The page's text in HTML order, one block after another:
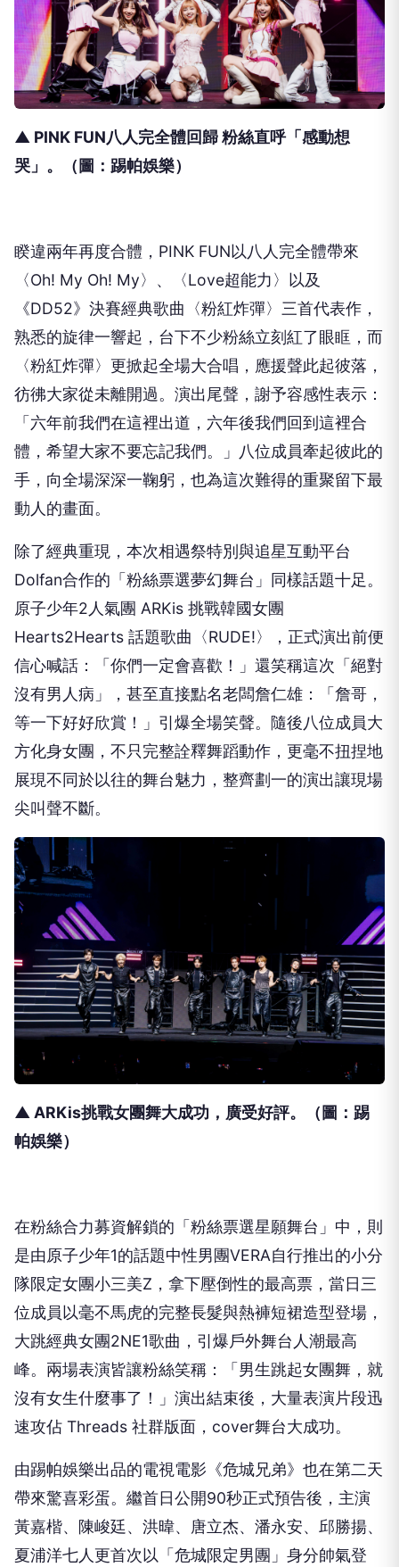
▲ PINK FUN八人完全體回歸 粉絲直呼「感動想
哭」。（圖：踢帕娛樂）
睽違兩年再度合體， PINK FUN以八人完全體帶來
〈Oh! My Oh! My〉、〈Love超能力〉以及
《DD52》決賽經典歌曲〈粉紅炸彈〉三首代表作，
熟悉的旋律一響起，台下不少粉絲立刻紅了眼眶，而
〈粉紅炸彈〉更掀起全場大合唱，應援聲此起彼落，
彷彿大家從未離開過。演出尾聲，謝予容感性表示：
「六年前我們在這裡出道，六年後我們回到這裡合
體，希望大家不要忘記我們。」八位成員牽起彼此的
手，向全場深深一鞠躬，也為這次難得的重聚留下最
動人的畫面。
除了經典重現，本次相遇祭特別與追星互動平台
Dolfan合作的「粉絲票選夢幻舞台」同樣話題十足。
原子少年2 人氣團 ARKis 挑戰韓國女團
Hearts2Hearts 話題歌曲〈RUDE!〉，正式演出前便
信心喊話：「你們一定會喜歡！」還笑稱這次「絕對
沒有男人病」，甚至直接點名老闆詹仁雄：「詹哥，
等一下好好欣賞！」引爆全場笑聲。隨後八位成員大
方化身女團，不只完整詮釋舞蹈動作，更毫不扭捏地
展現不同於以往的舞台魅力，整齊劃一的演出讓現場
尖叫聲不斷。
▲ ARKis挑戰女團舞大成功，廣受好評。（圖：踢
帕娛樂）
在粉絲合力募資解鎖的「粉絲票選星願舞台」中，則
是由原子少年1的話題中性男團VERA自行推出的小分
隊限定女團小三美Z ，拿下壓倒性的最高票，當日三
位成員以毫不馬虎的完整長髮與熱褲短裙造型登場，
大跳經典女團2NE1歌曲，引爆戶外舞台人潮最高
峰。兩場表演皆讓粉絲笑稱：「男生跳起女團舞，就
沒有女生什麼事了！」演出結束後，大量表演片段迅
速攻佔 Threads 社群版面， cover舞台大成功。
由踢帕娛樂出品的電視電影《危城兄弟》也在第二天
帶來驚喜彩蛋。繼首日公開90秒正式預告後，主演
黃嘉楷、陳峻廷、洪暐、唐立杰、潘永安、邱勝揚、
夏浦洋七人更首次以「危城限定男團」身分帥氣登